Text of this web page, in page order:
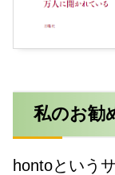
私のお勧
hontoという